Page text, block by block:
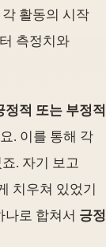
활동의 시작
측정치와
정적 또는 부정적
. 이를 통해 각
. 자기 보고
치우쳐 있었기
로 합쳐서 긍정